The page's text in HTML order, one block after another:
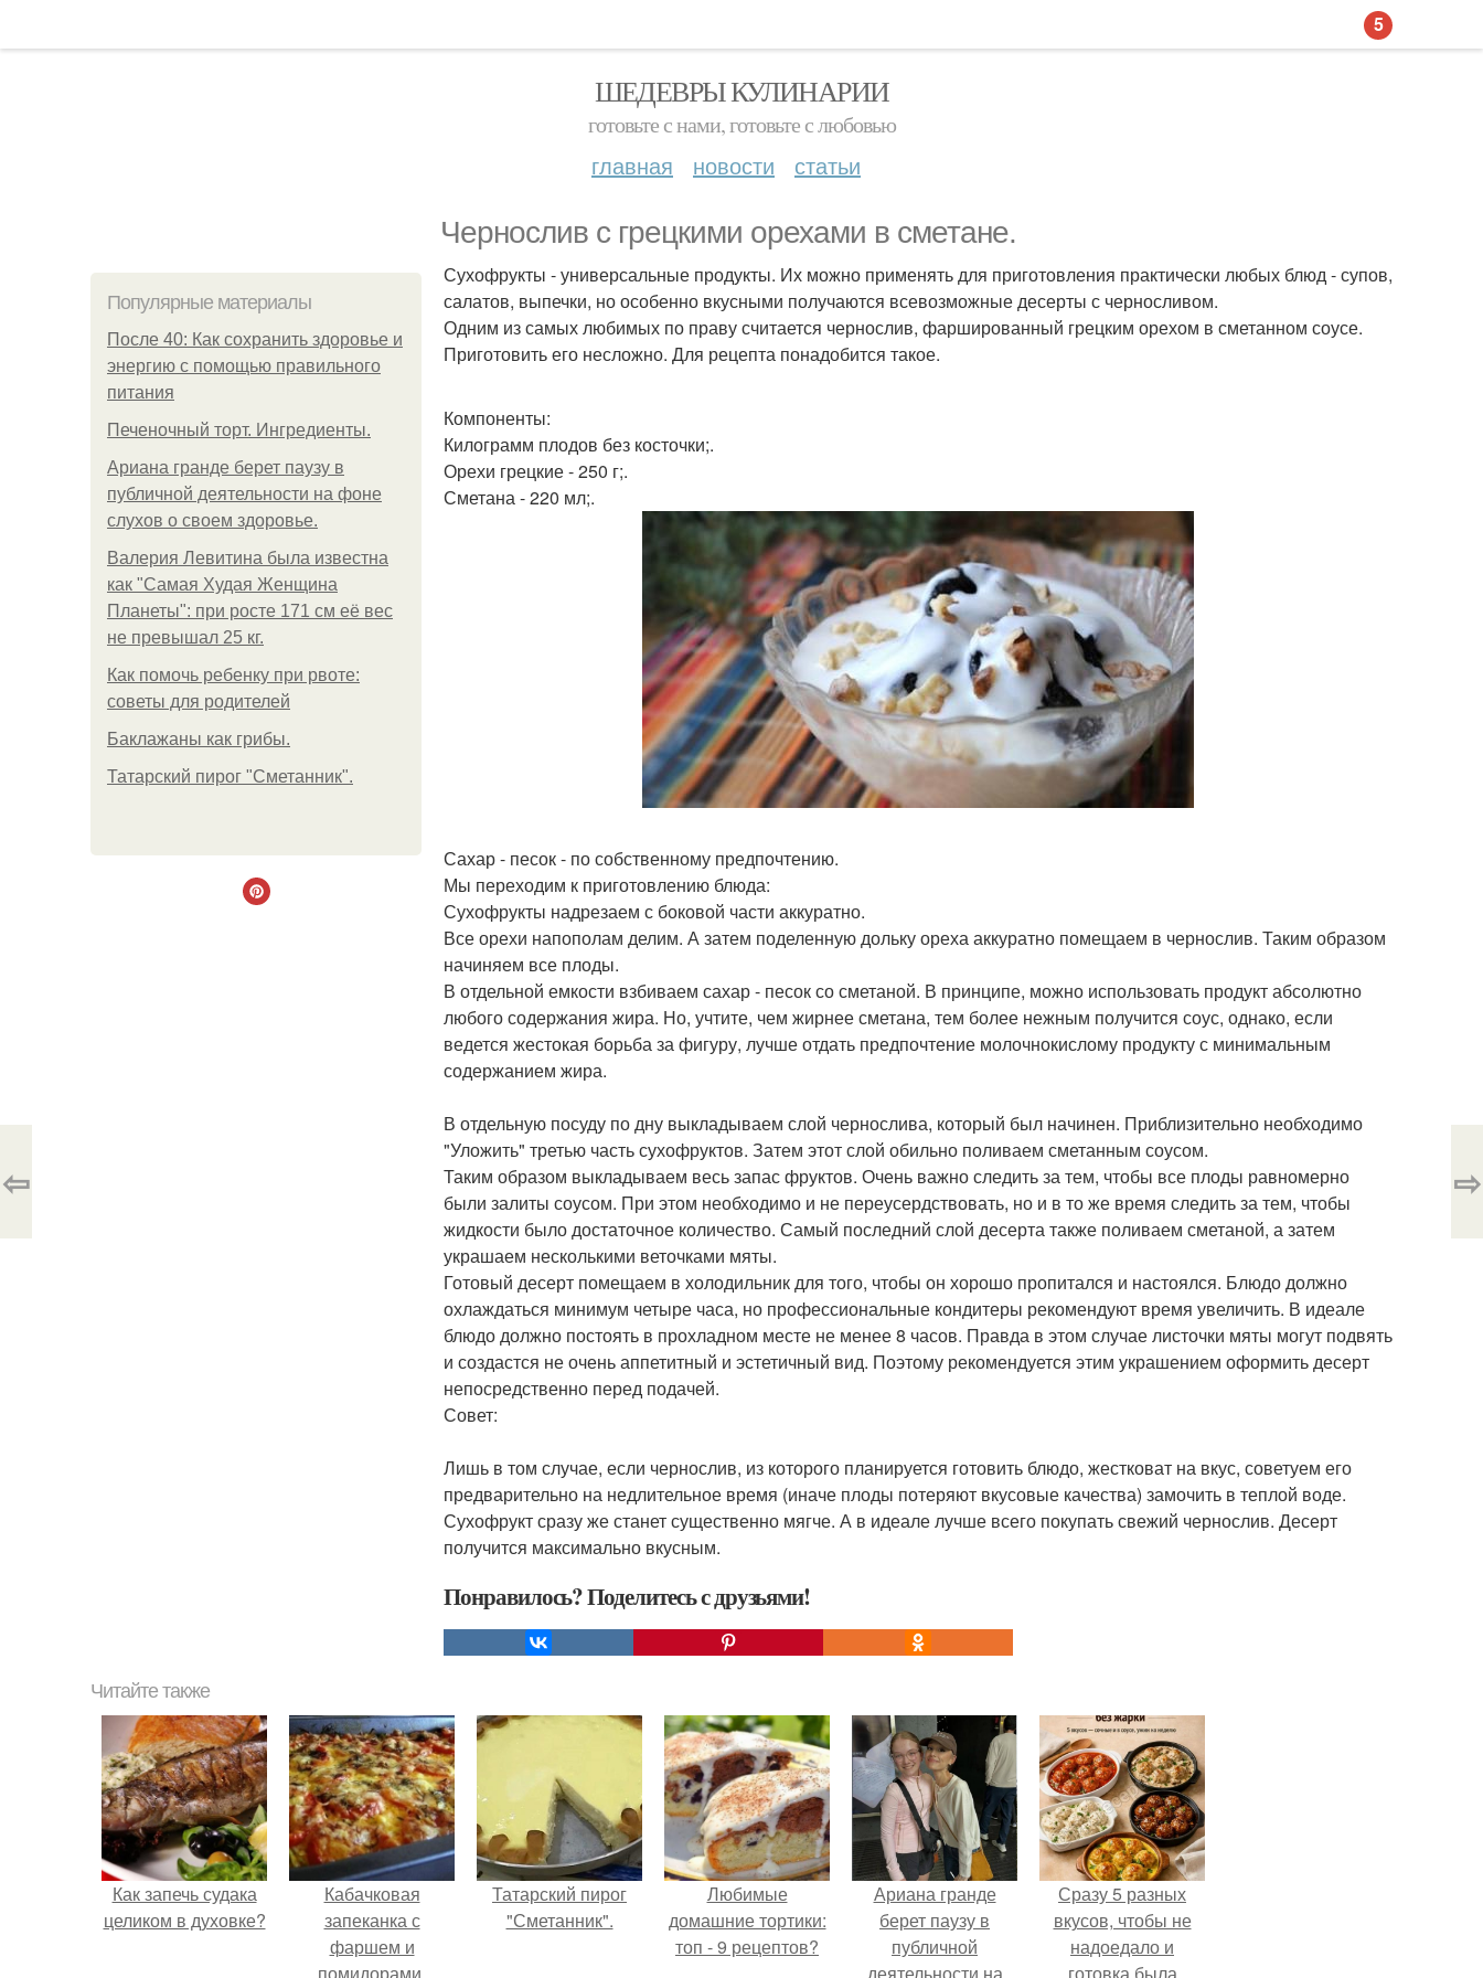
ШЕДЕВРЫ КУЛИНАРИИ
готовьте с нами, готовьте с любовью
главная новости статьи
Чернослив с грецкими орехами в сметане.
Популярные материалы
После 40: Как сохранить здоровье и
энергию с помощью правильного
питания
Печеночный торт. Ингредиенты.
Ариана гранде берет паузу в
публичной деятельности на фоне
слухов о своем здоровье.
Валерия Левитина была известна
как "Самая Худая Женщина
Планеты": при росте 171 см её вес
не превышал 25 кг.
Как помочь ребенку при рвоте:
советы для родителей
Баклажаны как грибы.
Татарский пирог "Сметанник".
Сухофрукты - универсальные продукты. Их можно применять для приготовления практически любых блюд - супов,
салатов, выпечки, но особенно вкусными получаются всевозможные десерты с черносливом.
Одним из самых любимых по праву считается чернослив, фаршированный грецким орехом в сметанном соусе.
Приготовить его несложно. Для рецепта понадобится такое.
Компоненты:
Килограмм плодов без косточки;.
Орехи грецкие - 250 г;.
Сметана - 220 мл;.
Сахар - песок - по собственному предпочтению.
Мы переходим к приготовлению блюда:
Сухофрукты надрезаем с боковой части аккуратно.
Все орехи напополам делим. А затем поделенную дольку ореха аккуратно помещаем в чернослив. Таким образом
начиняем все плоды.
В отдельной емкости взбиваем сахар - песок со сметаной. В принципе, можно использовать продукт абсолютно
любого содержания жира. Но, учтите, чем жирнее сметана, тем более нежным получится соус, однако, если
ведется жестокая борьба за фигуру, лучше отдать предпочтение молочнокислому продукту с минимальным
содержанием жира.
В отдельную посуду по дну выкладываем слой чернослива, который был начинен. Приблизительно необходимо
"Уложить" третью часть сухофруктов. Затем этот слой обильно поливаем сметанным соусом.
Таким образом выкладываем весь запас фруктов. Очень важно следить за тем, чтобы все плоды равномерно
были залиты соусом. При этом необходимо и не переусердствовать, но и в то же время следить за тем, чтобы
жидкости было достаточное количество. Самый последний слой десерта также поливаем сметаной, а затем
украшаем несколькими веточками мяты.
Готовый десерт помещаем в холодильник для того, чтобы он хорошо пропитался и настоялся. Блюдо должно
охлаждаться минимум четыре часа, но профессиональные кондитеры рекомендуют время увеличить. В идеале
блюдо должно постоять в прохладном месте не менее 8 часов. Правда в этом случае листочки мяты могут подвять
и создастся не очень аппетитный и эстетичный вид. Поэтому рекомендуется этим украшением оформить десерт
непосредственно перед подачей.
Совет:
Лишь в том случае, если чернослив, из которого планируется готовить блюдо, жестковат на вкус, советуем его
предварительно на недлительное время (иначе плоды потеряют вкусовые качества) замочить в теплой воде.
Сухофрукт сразу же станет существенно мягче. А в идеале лучше всего покупать свежий чернослив. Десерт
получится максимально вкусным.
Понравилось? Поделитесь с друзьями!
⇦ ⇨
Читайте также
Как запечь судака
целиком в духовке?
Кабачковая
запеканка с
фаршем и
Татарский пирог
"Сметанник".
Любимые
домашние тортики:
топ - 9 рецептов?
Ариана гранде
берет паузу в
публичной
Сразу 5 разных
вкусов, чтобы не
надоедало и
5